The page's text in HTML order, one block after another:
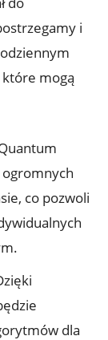
i
mogą
co pozwoli
dla